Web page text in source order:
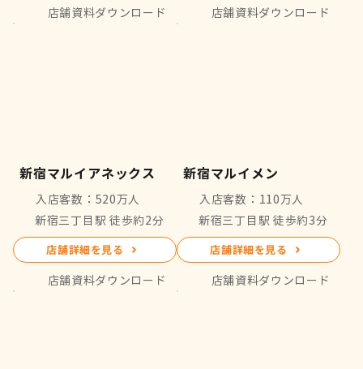
店舗資料ダウンロード 店舗資料ダウンロード
店舗資料ダウンロード
店舗詳細を見る
新宿三丁目駅 徒歩約2分
入店客数：520万人
新宿マルイアネックス
店舗資料ダウンロード
店舗詳細を見る
新宿三丁目駅 徒歩約3分
入店客数：110万人
新宿マルイメン